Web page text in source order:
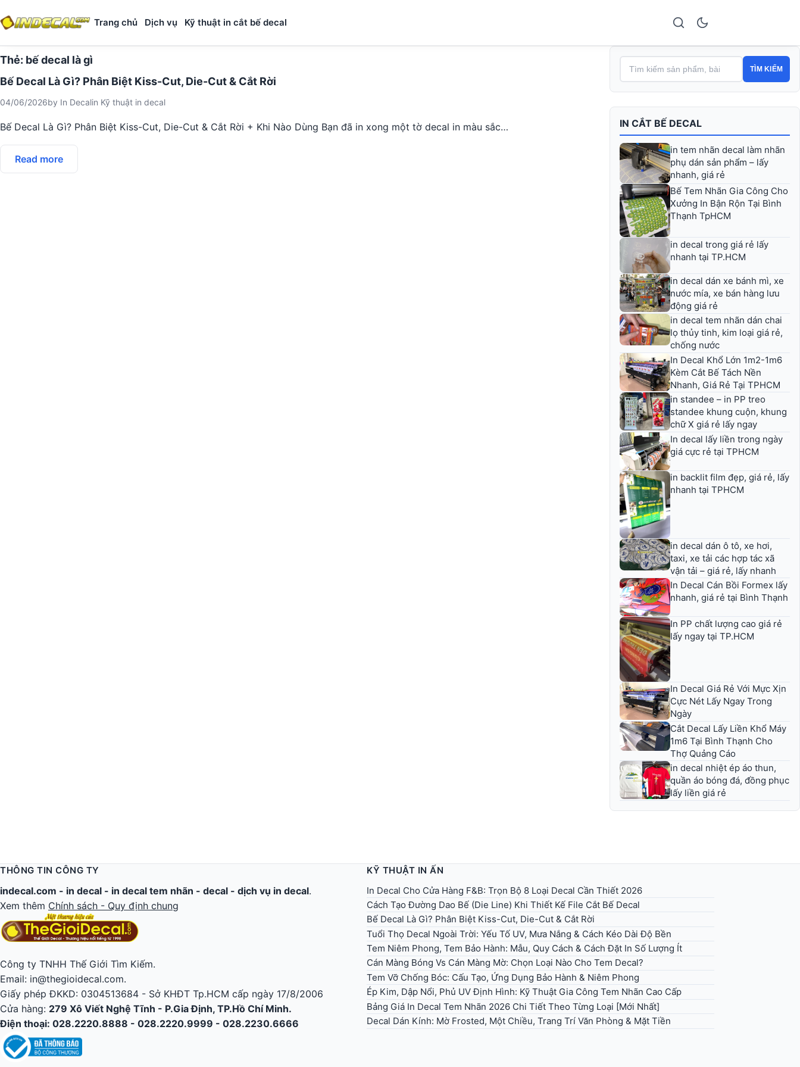
Trang chủ Dịch vụ Kỹ thuật in cắt bế decal
Thẻ: bế decal là gì
Bế Decal Là Gì? Phân Biệt Kiss-Cut, Die-Cut & Cắt Rời
04/06/2026by In Decalin Kỹ thuật in decal
Bế Decal Là Gì? Phân Biệt Kiss-Cut, Die-Cut & Cắt Rời + Khi Nào Dùng Bạn đã in xong một tờ decal in màu sắc…
Read more
TÌM KIẾM
IN CẮT BẾ DECAL
in tem nhãn decal làm nhãn
phụ dán sản phẩm – lấy
nhanh, giá rẻ
Bế Tem Nhãn Gia Công Cho
Xưởng In Bận Rộn Tại Bình
Thạnh TpHCM
in decal trong giá rẻ lấy
nhanh tại TP.HCM
in decal dán xe bánh mì, xe
nước mía, xe bán hàng lưu
động giá rẻ
in decal tem nhãn dán chai
lọ thủy tinh, kim loại giá rẻ,
chống nước
In Decal Khổ Lớn 1m2-1m6
Kèm Cắt Bế Tách Nền
Nhanh, Giá Rẻ Tại TPHCM
in standee – in PP treo
standee khung cuộn, khung
chữ X giá rẻ lấy ngay
In decal lấy liền trong ngày
giá cực rẻ tại TPHCM
in backlit film đẹp, giá rẻ, lấy
nhanh tại TPHCM
in decal dán ô tô, xe hơi,
taxi, xe tải các hợp tác xã
vận tải – giá rẻ, lấy nhanh
In Decal Cán Bồi Formex lấy
nhanh, giá rẻ tại Bình Thạnh
In PP chất lượng cao giá rẻ
lấy ngay tại TP.HCM
In Decal Giá Rẻ Với Mực Xịn
Cực Nét Lấy Ngay Trong
Ngày
Cắt Decal Lấy Liền Khổ Máy
1m6 Tại Bình Thạnh Cho
Thợ Quảng Cáo
in decal nhiệt ép áo thun,
quần áo bóng đá, đồng phục
lấy liền giá rẻ
THÔNG TIN CÔNG TY
indecal.com - in decal - in decal tem nhãn - decal - dịch vụ in decal.
Xem thêm Chính sách - Quy định chung
Công ty TNHH Thế Giới Tìm Kiếm.
Email: in@thegioidecal.com.
Giấy phép ĐKKD: 0304513684 - Sở KHĐT Tp.HCM cấp ngày 17/8/2006
Cửa hàng: 279 Xô Viết Nghệ Tĩnh - P.Gia Định, TP.Hồ Chí Minh.
Điện thoại: 028.2220.8888 - 028.2220.9999 - 028.2230.6666
KỸ THUẬT IN ẤN
In Decal Cho Cửa Hàng F&B: Trọn Bộ 8 Loại Decal Cần Thiết 2026
Cách Tạo Đường Dao Bế (Die Line) Khi Thiết Kế File Cắt Bế Decal
Bế Decal Là Gì? Phân Biệt Kiss-Cut, Die-Cut & Cắt Rời
Tuổi Thọ Decal Ngoài Trời: Yếu Tố UV, Mưa Nắng & Cách Kéo Dài Độ Bền
Tem Niêm Phong, Tem Bảo Hành: Mẫu, Quy Cách & Cách Đặt In Số Lượng Ít
Cán Màng Bóng Vs Cán Màng Mờ: Chọn Loại Nào Cho Tem Decal?
Tem Vỡ Chống Bóc: Cấu Tạo, Ứng Dụng Bảo Hành & Niêm Phong
Ép Kim, Dập Nổi, Phủ UV Định Hình: Kỹ Thuật Gia Công Tem Nhãn Cao Cấp
Bảng Giá In Decal Tem Nhãn 2026 Chi Tiết Theo Từng Loại [Mới Nhất]
Decal Dán Kính: Mờ Frosted, Một Chiều, Trang Trí Văn Phòng & Mặt Tiền